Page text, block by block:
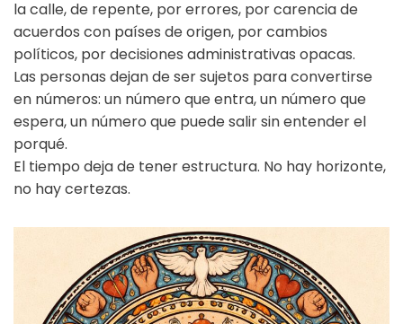
la calle, de repente, por errores, por carencia de
acuerdos con países de origen, por cambios
políticos, por decisiones administrativas opacas.
Las personas dejan de ser sujetos para convertirse
en números: un número que entra, un número que
espera, un número que puede salir sin entender el
porqué.
El tiempo deja de tener estructura. No hay horizonte,
no hay certezas.